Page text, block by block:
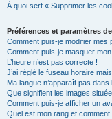
À quoi sert « Supprimer les
Préférences et paramètres
Comment puis-je modifier mes
Comment puis-je masquer
L’heure n’est pas correcte !
J’ai réglé le fuseau horaire
Ma langue n’apparaît pas dans
Que signifient les images
Comment puis-je afficher un
Quel est mon rang et comment